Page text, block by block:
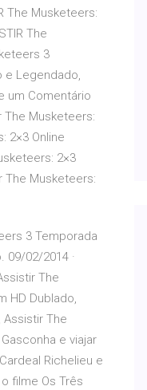
The Musketeers:
The
3
e Legendado,
um Comentário
The Musketeers:
2×3 Online
2×3
The Musketeers:
3 Temporada
09/02/2014 ·
The
HD Dublado,
The
e viajar
Richelieu e
filme Os Três